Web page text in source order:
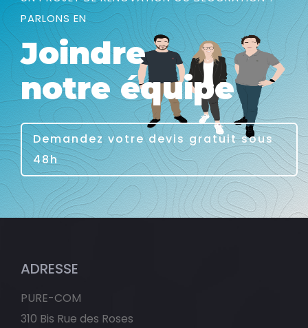
PARLONS EN
Joindre
notre équipe
Demandez votre devis gratuit sous
48h
ADRESSE
PURE-COM
310 Bis Rue des Roses